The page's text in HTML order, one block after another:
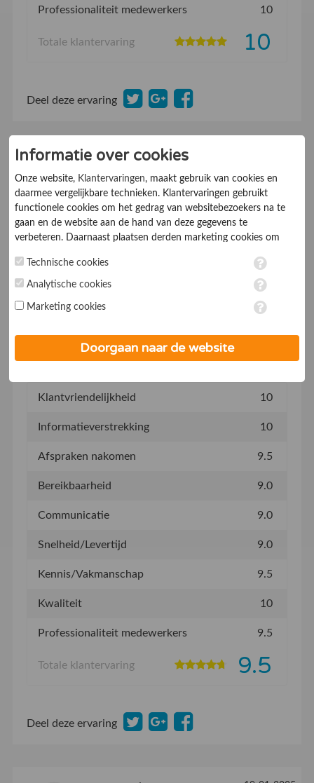
Professionaliteit medewerkers 10
Totale klantervaring 10
Deel deze ervaring
9.5
Eline ..........
Beveelt dit bedrijf aan: Ja
De klant kent ons van: Internet
Correcte en
professionele
afhandeling van mijn
letselzaak.
Klantvriendelijkheid 10
Informatieverstrekking 10
Afspraken nakomen 9.5
Bereikbaarheid 9.0
Communicatie 9.0
Snelheid/Levertijd 9.0
Kennis/Vakmanschap 9.5
Kwaliteit 10
Professionaliteit medewerkers 9.5
Totale klantervaring 9.5
Deel deze ervaring
Informatie over cookies
Onze website, Klantervaringen, maakt gebruik van cookies en
daarmee vergelijkbare technieken. Klantervaringen gebruikt
functionele cookies om het gedrag van websitebezoekers na te
gaan en de website aan de hand van deze gegevens te
verbeteren. Daarnaast plaatsen derden marketing cookies om
marketing cookies worden persoonsgegevens verwerkt. Je geeft
toestemming voor deze verwerking wanneer je hieronder een
op ieder moment aanpassen in de
. Lees voor meer
Technische cookies
Analytische cookies
Marketing cookies
Doorgaan naar de website